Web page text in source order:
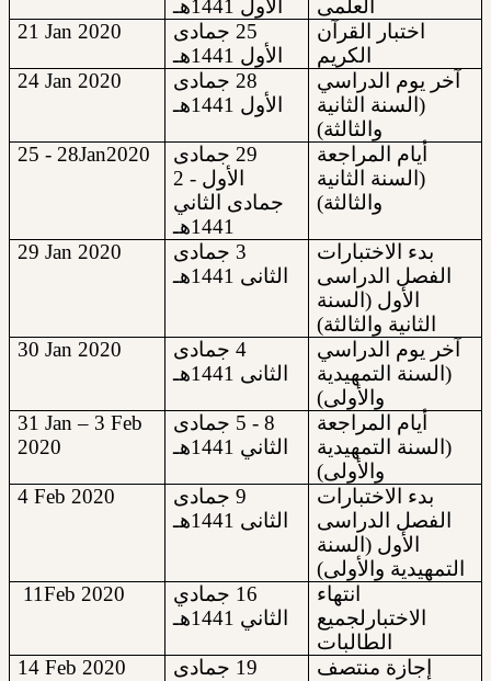
الأول 1441هـ
العلمى
21 Jan 2020
25 جمادى
الأول 1441هـ
اختبار القرآن
الكريم
24 Jan 2020
28 جمادى
الأول 1441هـ
آخر يوم الدراسي
(السنة الثانية
والثالثة)
28 - 25Jan2020
29 جمادى
الأول - 2
جمادى الثاني
1441هـ
أيام المراجعة
(السنة الثانية
والثالثة)
29 Jan 2020
3 جمادى
الثانى 1441هـ
بدء الاختبارات
الفصل الدراسى
الأول (السنة
الثانية والثالثة)
30 Jan 2020
4 جمادى
الثانى 1441هـ
آخر يوم الدراسي
(السنة التمهيدية
والأولى)
31 Jan – 3 Feb
2020
8 - 5 جمادى
الثاني 1441هـ
أيام المراجعة
(السنة التمهيدية
والأولى)
4 Feb 2020
9 جمادى
الثانى 1441هـ
بدء الاختبارات
الفصل الدراسى
الأول (السنة
التمهيدية والأولى)
11Feb 2020
16 جمادي
الثاني 1441هـ
انتهاء
الاختبارلجميع
الطالبات
14 Feb 2020
19 جمادى
إجازة منتصف